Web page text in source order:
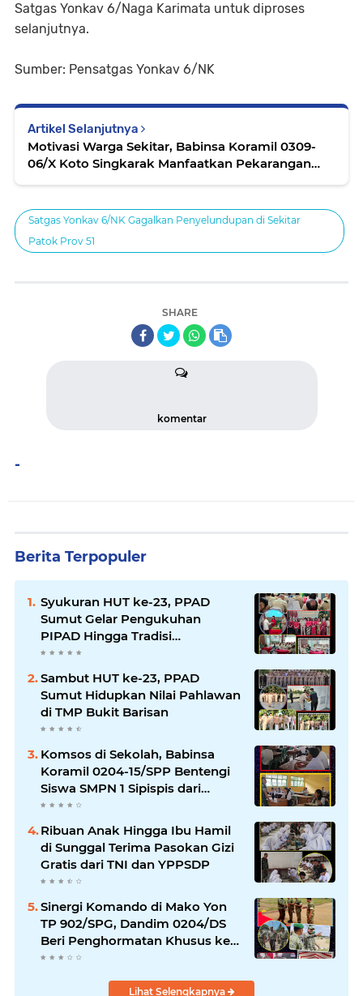
Satgas Yonkav 6/Naga Karimata untuk diproses
selanjutnya.
Sumber: Pensatgas Yonkav 6/NK
Artikel Selanjutnya
Motivasi Warga Sekitar, Babinsa Koramil 0309-
06/X Koto Singkarak Manfaatkan Pekarangan
Satgas Yonkav 6/NK Gagalkan Penyelundupan di Sekitar
Patok Prov 51
SHARE
komentar
-
Berita Terpopuler
Syukuran HUT ke-23, PPAD
Sumut Gelar Pengukuhan
PIPAD Hingga Tradisi
Kekeluargaan
Sambut HUT ke-23, PPAD
Sumut Hidupkan Nilai Pahlawan
di TMP Bukit Barisan
Komsos di Sekolah, Babinsa
Koramil 0204-15/SPP Bentengi
Siswa SMPN 1 Sipispis dari
Bahaya Narkotika
Ribuan Anak Hingga Ibu Hamil
di Sunggal Terima Pasokan Gizi
Gratis dari TNI dan YPPSDP
Sinergi Komando di Mako Yon
TP 902/SPG, Dandim 0204/DS
Beri Penghormatan Khusus ke
Menhan RI
Lihat Selengkapnya